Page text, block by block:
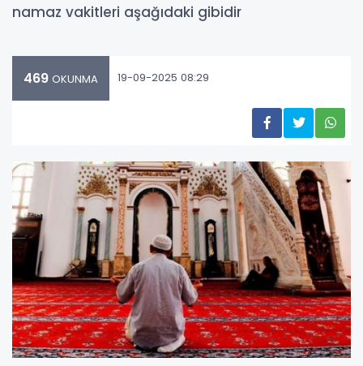
namaz vakitleri aşağıdaki gibidir
469 OKUNMA 19-09-2025 08:29